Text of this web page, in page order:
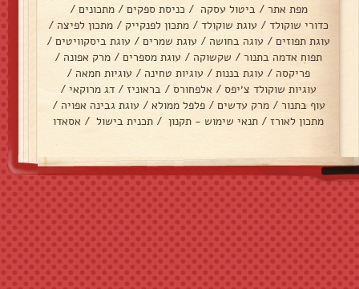
מפת אתר / ביטול עסקה / כניסת ספקים / מתכונים /
כדורי שוקולד / עוגת שוקולד / מתכון לפנקייק / מתכון לפיצה /
עוגת תפוזים / עוגה בחושה / עוגת שמרים / עוגת ביסקוויטים /
תפוח אדמה בתנור / שקשוקה / עוגת מספרים / מרק אפונה /
פריקסה / עוגת בננות / עוגיות טחינה / עוגיות חמאה /
עוגיות שוקולד צ׳יפס / אלפחורס / בראוניז / דג מרוקאי /
עוף בתנור / מרק עדשים / פלפל ממולא / עוגת גבינה אפויה /
מתכון לאורז / תנאי שימוש - תקנון / תכנית בישול / אסאדו